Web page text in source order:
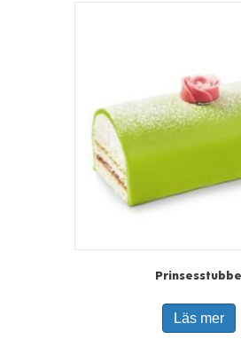
Prinsesstubbe
Läs mer